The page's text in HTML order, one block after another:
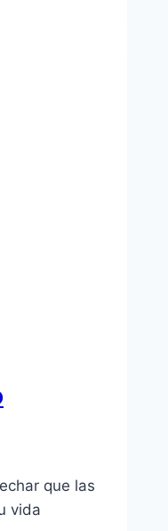
que las
vida